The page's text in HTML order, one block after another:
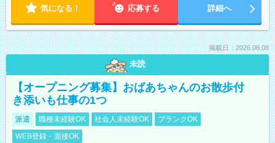
気になる！ 応募する 詳細へ
掲載日：2026.08.08
未読
【オープニング募集】おばあちゃんのお散歩付
き添いも仕事の1つ
派遣 職種未経験OK 社会人未経験OK
ブランクOK
WEB登録・面接OK